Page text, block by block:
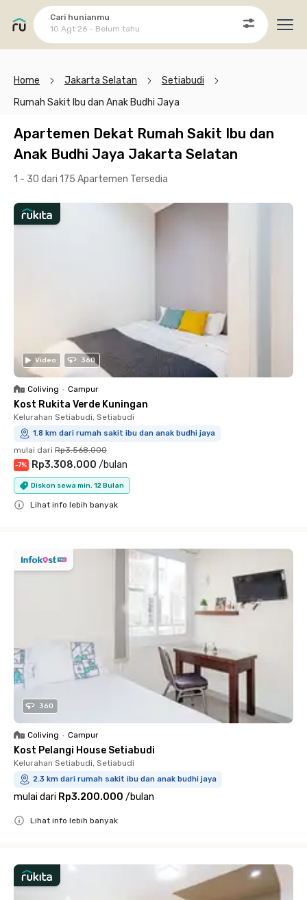
Cari hunianmu
10 Agt 26 - Belum tahu
Home Jakarta Selatan
Setiabudi
Rumah Sakit Ibu dan Anak Budhi Jaya
Apartemen Dekat Rumah Sakit Ibu dan
Anak Budhi Jaya Jakarta Selatan
1 - 30 dari 175 Apartemen Tersedia
Video 360
Coliving • Campur
Kost Rukita Verde Kuningan
Kelurahan Setiabudi, Setiabudi
1.8 km dari rumah sakit ibu dan anak budhi jaya
mulai dari Rp3.568.000
-7% Rp3.308.000 /bulan
Diskon sewa min. 12 Bulan
Lihat info lebih banyak
360
Coliving • Campur
Kost Pelangi House Setiabudi
Kelurahan Setiabudi, Setiabudi
2.3 km dari rumah sakit ibu dan anak budhi jaya
mulai dari Rp3.200.000 /bulan
Lihat info lebih banyak